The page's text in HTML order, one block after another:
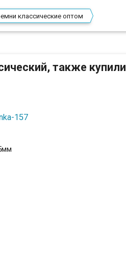
классические оптом
также купили
157